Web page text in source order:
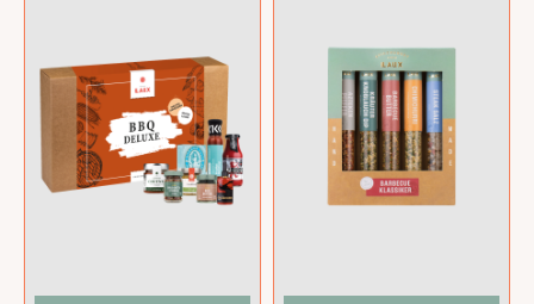
Geburtstag, Einzug
oder als
...
...